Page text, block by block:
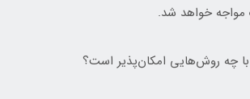
مواجه خواهد شد.
با چه روش‌هایی امکان‌پذیر است؟